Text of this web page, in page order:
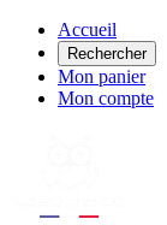
Accueil
Rechercher
Mon panier
Mon compte